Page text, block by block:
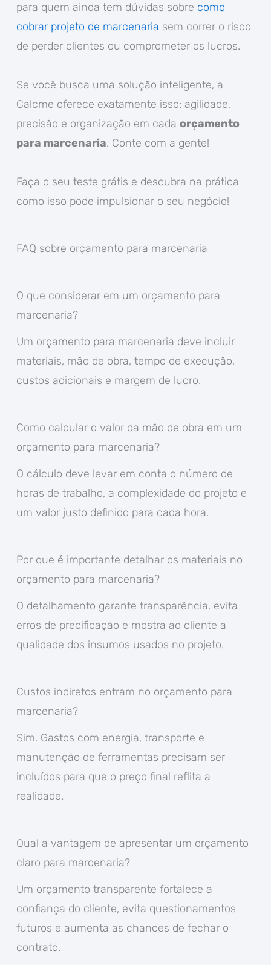
para quem ainda tem dúvidas sobre como
cobrar projeto de marcenaria sem correr o risco
de perder clientes ou comprometer os lucros.
Se você busca uma solução inteligente, a
Calcme oferece exatamente isso: agilidade,
precisão e organização em cada orçamento
para marcenaria. Conte com a gente!
Faça o seu teste grátis e descubra na prática
como isso pode impulsionar o seu negócio!
FAQ sobre orçamento para marcenaria
O que considerar em um orçamento para
marcenaria?
Um orçamento para marcenaria deve incluir
materiais, mão de obra, tempo de execução,
custos adicionais e margem de lucro.
Como calcular o valor da mão de obra em um
orçamento para marcenaria?
O cálculo deve levar em conta o número de
horas de trabalho, a complexidade do projeto e
um valor justo definido para cada hora.
Por que é importante detalhar os materiais no
orçamento para marcenaria?
O detalhamento garante transparência, evita
erros de precificação e mostra ao cliente a
qualidade dos insumos usados no projeto.
Custos indiretos entram no orçamento para
marcenaria?
Sim. Gastos com energia, transporte e
manutenção de ferramentas precisam ser
incluídos para que o preço final reflita a
realidade.
Qual a vantagem de apresentar um orçamento
claro para marcenaria?
Um orçamento transparente fortalece a
confiança do cliente, evita questionamentos
futuros e aumenta as chances de fechar o
contrato.